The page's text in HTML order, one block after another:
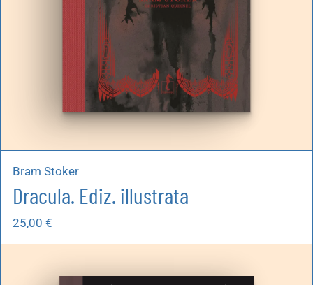
Bram Stoker
Dracula. Ediz. illustrata
25,00 €